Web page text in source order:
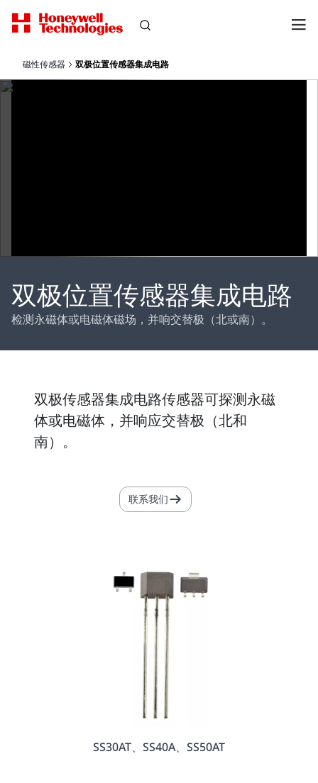
磁性传感器 双极位置传感器集成电路
双极位置传感器集成电路
检测永磁体或电磁体磁场，并响交替极（北或南）。
双极传感器集成电路传感器可探测永磁
体或电磁体，并响应交替极（北和
南）。
联系我们
SS30AT、SS40A、SS50AT